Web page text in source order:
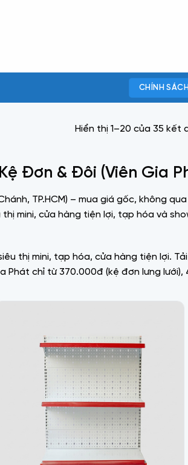
CHÍNH
Hiển thị 1–20 của 35 kết
Đơn & Đôi (Viên Gia
TP.HCM) – mua giá gốc, không
thị mini, cửa hàng tiện lợi, tạp hóa và
thị mini, tạp hóa, cửa hàng tiện lợi.
chỉ từ 370.000đ (kệ đơn lưng